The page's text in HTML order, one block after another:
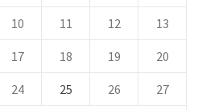
10 11 12 13
17 18 19 20
24 25 26 27